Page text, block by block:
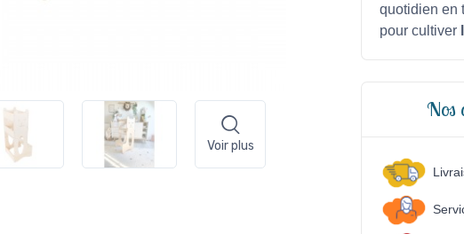
Voir plus
quotidien en
pour cultiver
Nos